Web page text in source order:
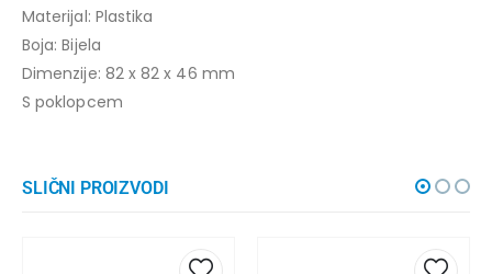
Materijal: Plastika
Boja: Bijela
Dimenzije: 82 x 82 x 46 mm
S poklopcem
SLIČNI PROIZVODI